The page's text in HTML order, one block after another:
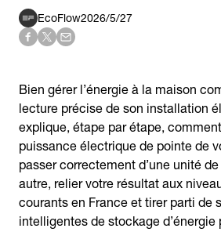
EcoFlow2026/5/27
Bien gérer l’énergie à la maison
lecture précise de son installation
explique, étape par étape,
puissance électrique de pointe de
passer correctement d’une unité
autre, relier votre résultat aux
courants en France et tirer parti de
intelligentes de stockage d’énergie